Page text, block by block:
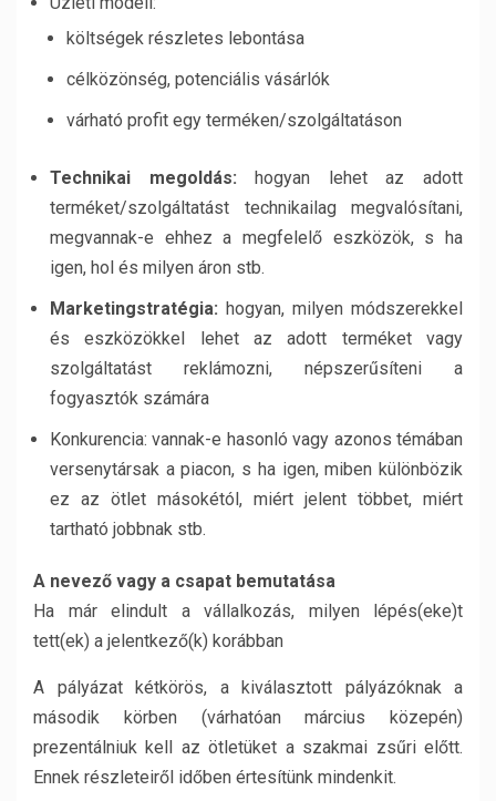
költségek részletes lebontása
célközönség, potenciális vásárlók
várható profit egy terméken/szolgáltatáson
Technikai megoldás: hogyan lehet az adott
terméket/szolgáltatást technikailag megvalósítani,
megvannak-e ehhez a megfelelő eszközök, s ha
igen, hol és milyen áron stb.
Marketingstratégia: hogyan, milyen módszerekkel
és eszközökkel lehet az adott terméket vagy
szolgáltatást reklámozni, népszerűsíteni a
fogyasztók számára
Konkurencia: vannak-e hasonló vagy azonos témában
versenytársak a piacon, s ha igen, miben különbözik
ez az ötlet másokétól, miért jelent többet, miért
tartható jobbnak stb.
A nevező vagy a csapat bemutatása
Ha már elindult a vállalkozás, milyen lépés(eke)t
tett(ek) a jelentkező(k) korábban
A pályázat kétkörös, a kiválasztott pályázóknak a
második körben (várhatóan március közepén)
prezentálniuk kell az ötletüket a szakmai zsűri előtt.
Ennek részleteiről időben értesítünk mindenkit.